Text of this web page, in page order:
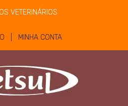
VETERINÁRIOS
| MINHA CONTA